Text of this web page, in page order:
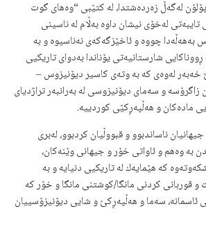
لەگەڵ زەردەشتدا، لە كتێبی “وەهای گوت
لەخۆی نیشان داوە بەڵام لە ناسینی
بەهەڵەدا چووە و ئاخێزگەكەی نەناسیوە و بە
شارستانیەتی یۆناندا بەدوای تاریكیی
خەبەر لەوەی كە بە وتەی كاسیر دیۆنیزوس –
زاگرۆسە و سەمای دیۆنیزوسی لە بەرانبەر تراژدیای
مادەكان و هەڵپەڕكێی كوردییە.
ناساندبوو و قبووڵیان كردبوو، لەبری
بە وەهم و ئاواتی خۆر و جیهانی وێنەكان،
كە هێمایەك لە تاریكیی دنیایە و بە
قوربانی كردنی مانگا/كوشتنی مانگا و خۆر كە
ئاسمانه، سەما و هەڵپەڕكێ و شایی دیۆنیزۆسییان